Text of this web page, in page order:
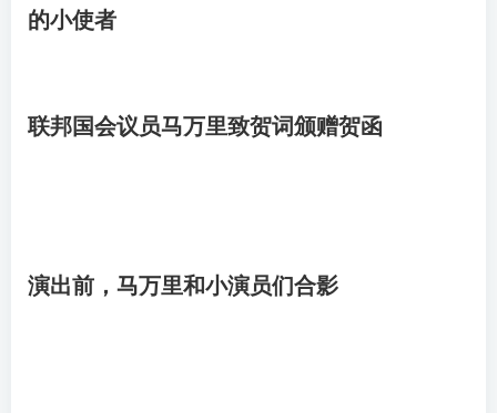
的小使者
联邦国会议员马万里致贺词颁赠贺函
演出前，马万里和小演员们合影